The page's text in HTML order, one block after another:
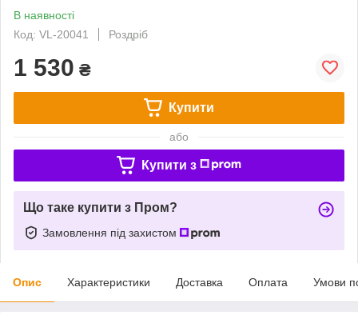
В наявності
Код: VL-20041
Роздріб
1 530 ₴
Купити
або
Купити з
Що таке купити з Пром?
Замовлення під захистом
Опис Характеристики Доставка Оплата Умови